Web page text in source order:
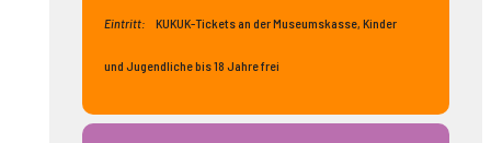
Eintritt: KUKUK-Tickets an der Museumskasse, Kinder
und Jugendliche bis 18 Jahre frei